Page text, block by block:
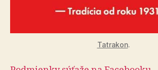
Tatrakon.